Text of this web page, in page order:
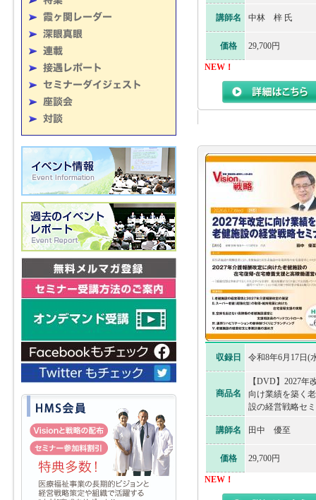
講師名 中林 梓 氏
価格 29,700円
NEW！
収録日 令和8年6月17日(
商品名
【DVD】2027年
向け業績を築く
設の経営戦略セ
講師名 田中 優至
価格 29,700円
NEW！